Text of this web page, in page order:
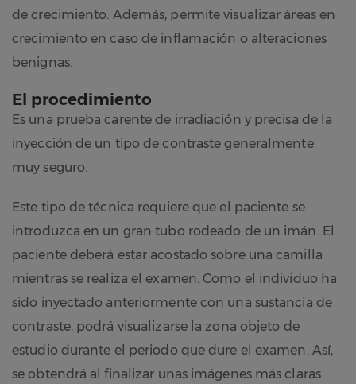
de crecimiento. Además, permite visualizar áreas en
crecimiento en caso de inflamación o alteraciones
benignas.
El procedimiento
Es una prueba carente de irradiación y precisa de la
inyección de un tipo de contraste generalmente
muy seguro.
Este tipo de técnica requiere que el paciente se
introduzca en un gran tubo rodeado de un imán. El
paciente deberá estar acostado sobre una camilla
mientras se realiza el examen. Como el individuo ha
sido inyectado anteriormente con una sustancia de
contraste, podrá visualizarse la zona objeto de
estudio durante el periodo que dure el examen. Así,
se obtendrá al finalizar unas imágenes más claras